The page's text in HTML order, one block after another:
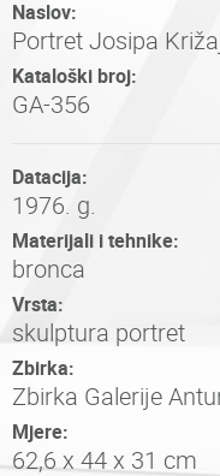
Naslov:
Portret Josipa
Kataloški broj:
GA-356
Datacija:
1976. g.
Materijali i tehnike:
bronca
Vrsta:
skulptura portret
Zbirka:
Zbirka Galerije
Mjere:
62,6 x 44 x 31 cm